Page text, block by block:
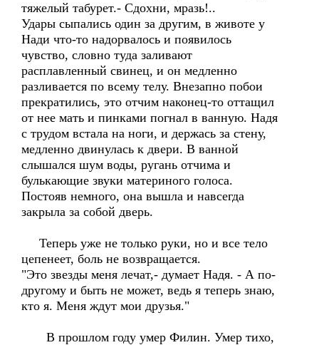
тяжелый табурет.- Сдохни, мразь!..
Удары сыпались один за другим, в животе у
Нади что-то надорвалось и появилось
чувство, словно туда заливают
расплавленный свинец, и он медленно
разливается по всему телу. Внезапно побои
прекратились, это отчим наконец-то оттащил
от нее мать и пинками погнал в ванную. Надя
с трудом встала на ноги, и держась за стену,
медленно двинулась к двери. В ванной
слышался шум воды, ругань отчима и
булькающие звуки материного голоса.
Постояв немного, она вышла и навсегда
закрыла за собой дверь.
Теперь уже не только руки, но и все тело
цепенеет, боль не возвращается.
"Это звезды меня лечат,- думает Надя. - А по-
другому и быть не может, ведь я теперь знаю,
кто я. Меня ждут мои друзья."
В прошлом году умер Филин. Умер тихо,